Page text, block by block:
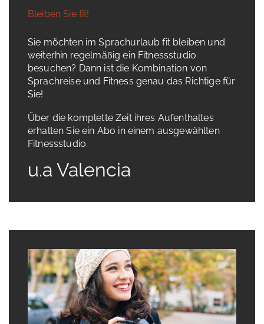
Bleiben Sie fit!
Sie möchten im Sprachurlaub fit bleiben und
weiterhin regelmäßig ein Fitnessstudio
besuchen? Dann ist die Kombination von
Sprachreise und Fitness genau das Richtige für
Sie!
Über die komplette Zeit ihres Aufenthaltes
erhalten Sie ein Abo in einem ausgewählten
Fitnessstudio.
u.a Valencia